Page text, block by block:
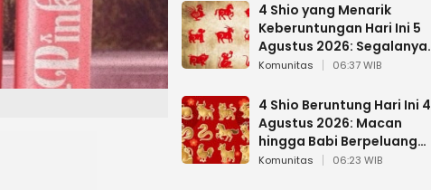
4 Shio yang Menarik
Keberuntungan Hari Ini 5
Agustus 2026: Segalanya
Berjalan Lancar
Komunitas 06:37 WIB
4 Shio Beruntung Hari Ini 4
Agustus 2026: Macan
hingga Babi Berpeluang
Dapat Kabar Baik
Komunitas 06:23 WIB